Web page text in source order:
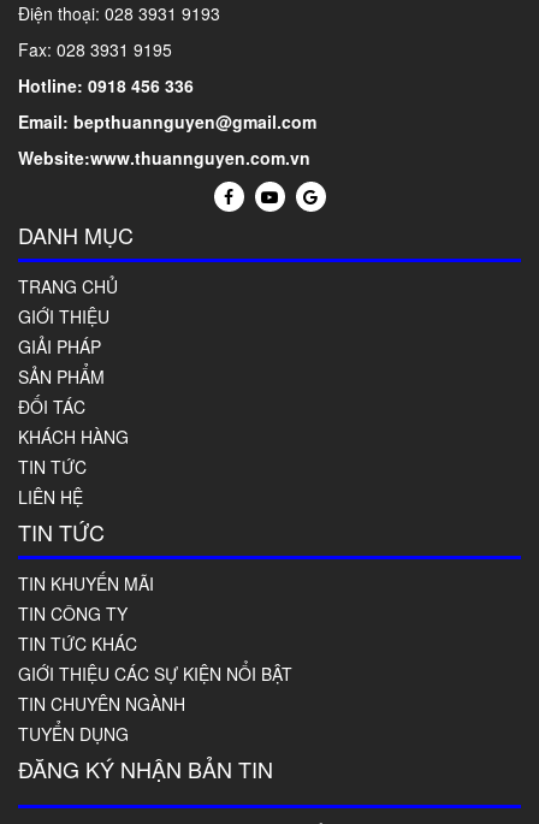
Điện thoại: 028 3931 9193
Fax: 028 3931 9195
Hotline: 0918 456 336
Email: bepthuannguyen@gmail.com
Website:www.thuannguyen.com.vn
DANH MỤC
TRANG CHỦ
GIỚI THIỆU
GIẢI PHÁP
SẢN PHẨM
ĐỐI TÁC
KHÁCH HÀNG
TIN TỨC
LIÊN HỆ
TIN TỨC
TIN KHUYẾN MÃI
TIN CÔNG TY
TIN TỨC KHÁC
GIỚI THIỆU CÁC SỰ KIỆN NỔI BẬT
TIN CHUYÊN NGÀNH
TUYỂN DỤNG
ĐĂNG KÝ NHẬN BẢN TIN